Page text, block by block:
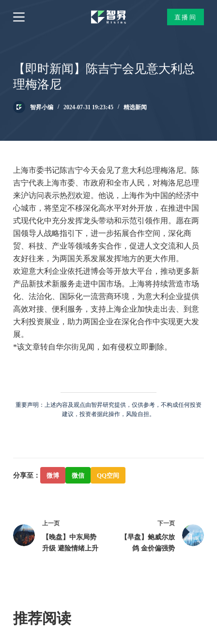
跳
过
直播间
【即时新闻】陈吉宁会见意大利总
理梅洛尼
智昇小编 2024-07-31 19:23:45 精选新闻
上海市委书记陈吉宁今天会见了意大利总理梅洛尼。陈
吉宁代表上海市委、市政府和全市人民，对梅洛尼总理
来沪访问表示热烈欢迎。他说，上海作为中国的经济中
心城市，将坚定不移深化高水平对外开放，在推进中国
式现代化中充分发挥龙头带动和示范引领作用。愿在两
国领导人战略指引下，进一步拓展合作空间，深化商
贸、科技、产业等领域务实合作，促进人文交流和人员
友好往来，为两国关系发展发挥地方的更大作用。
欢迎意大利企业依托进博会等开放大平台，推动更多新
产品新技术新服务走进中国市场。上海将持续营造市场
化、法治化、国际化一流营商环境，为意大利企业提供
高效对接、便利服务，支持上海企业加快走出去、到意
大利投资展业，助力两国企业在深化合作中实现更大发
展。
*该文章转自华尔街见闻，如有侵权立即删除。
重要声明：上述内容及观点由智昇研究提供，仅供参考，不构成任何投资
建议，投资者据此操作，风险自担。
分享至： 微博 微信 QQ空间
上一页
【晚盘】中东局势
升级 避险情绪上升
下一页
【早盘】鲍威尔放
鸽 金价偏强势
推荐阅读